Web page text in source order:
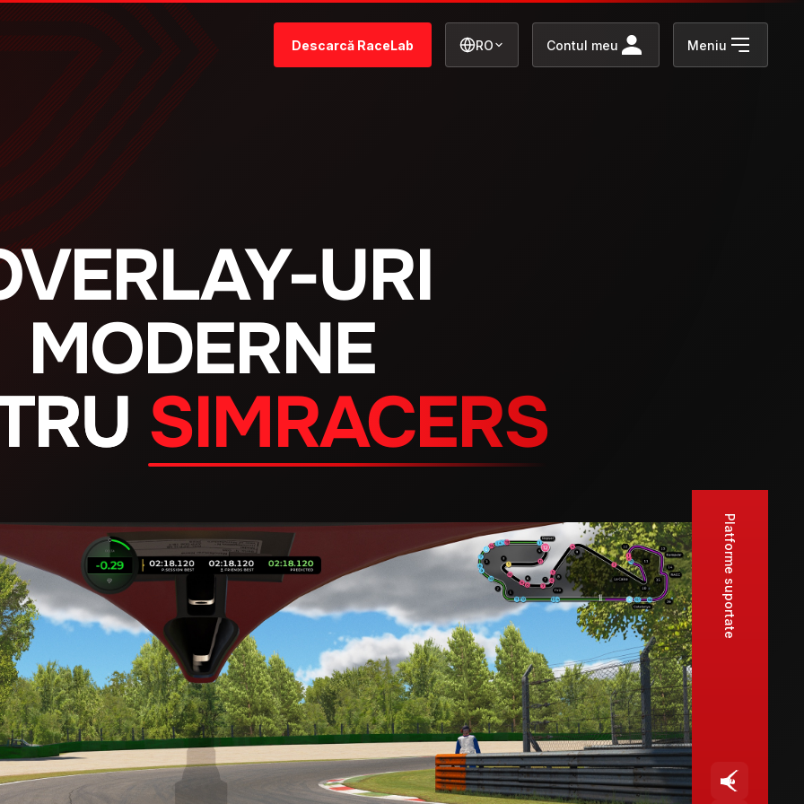
Descarcă RaceLab RO Contul meu Meniu
URI
MODERNE
SIMRACERS
Platforme suportate